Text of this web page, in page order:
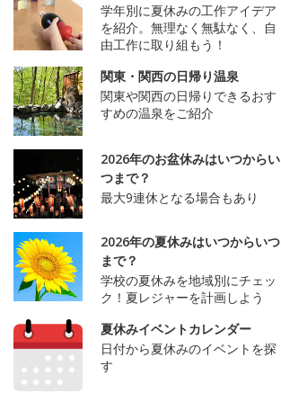
学年別に夏休みの工作アイデア
を紹介。無理なく無駄なく、自
由工作に取り組もう！
関東・関西の日帰り温泉
関東や関西の日帰りできるおす
すめの温泉をご紹介
2026年のお盆休みはいつからい
つまで？
最大9連休となる場合もあり
2026年の夏休みはいつからいつ
まで？
学校の夏休みを地域別にチェッ
ク！夏レジャーを計画しよう
夏休みイベントカレンダー
日付から夏休みのイベントを探
す